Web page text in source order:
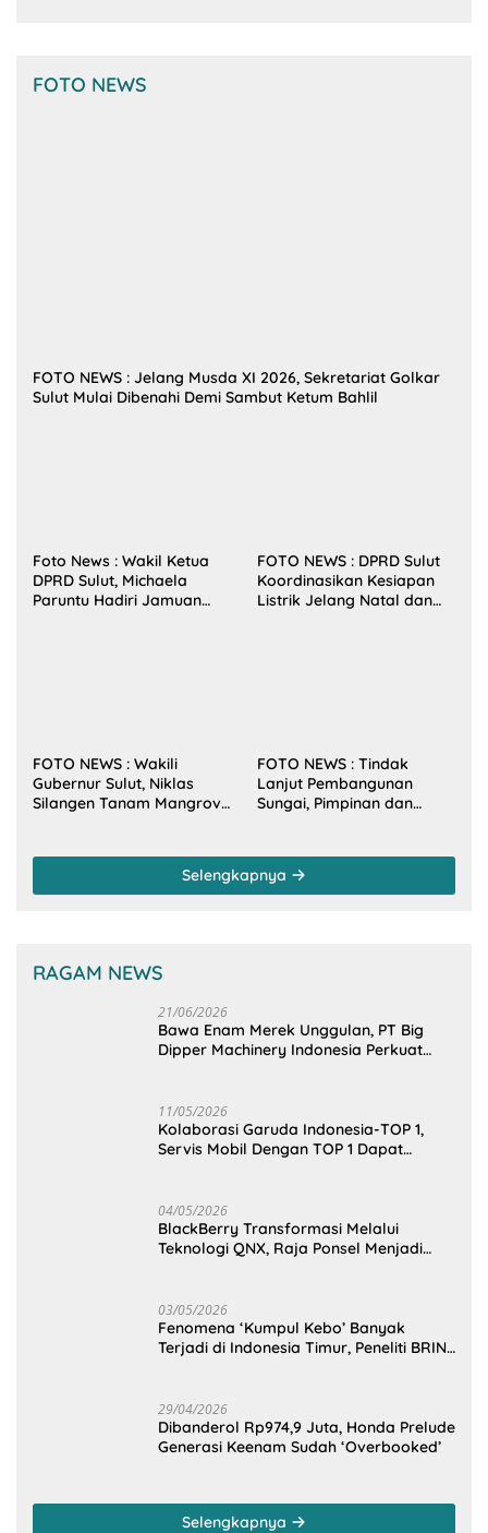
FOTO NEWS
FOTO NEWS : Jelang Musda XI 2026, Sekretariat Golkar
Sulut Mulai Dibenahi Demi Sambut Ketum Bahlil
Foto News : Wakil Ketua
DPRD Sulut, Michaela
Paruntu Hadiri Jamuan
FOTO NEWS : DPRD Sulut
Koordinasikan Kesiapan
Listrik Jelang Natal dan
FOTO NEWS : Wakili
Gubernur Sulut, Niklas
Silangen Tanam Mangrove
FOTO NEWS : Tindak
Lanjut Pembangunan
Sungai, Pimpinan dan
Kementerian PU-RI
Selengkapnya
RAGAM NEWS
21/06/2026
Bawa Enam Merek Unggulan, PT Big
Dipper Machinery Indonesia Perkuat
11/05/2026
Kolaborasi Garuda Indonesia-TOP 1,
Servis Mobil Dengan TOP 1 Dapat
04/05/2026
BlackBerry Transformasi Melalui
Teknologi QNX, Raja Ponsel Menjadi
03/05/2026
Fenomena ‘Kumpul Kebo’ Banyak
Terjadi di Indonesia Timur, Peneliti BRIN
29/04/2026
Dibanderol Rp974,9 Juta, Honda Prelude
Generasi Keenam Sudah ‘Overbooked’
Selengkapnya